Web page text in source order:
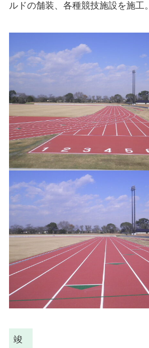
ルドの舗装、各種競技施設を施工。
竣